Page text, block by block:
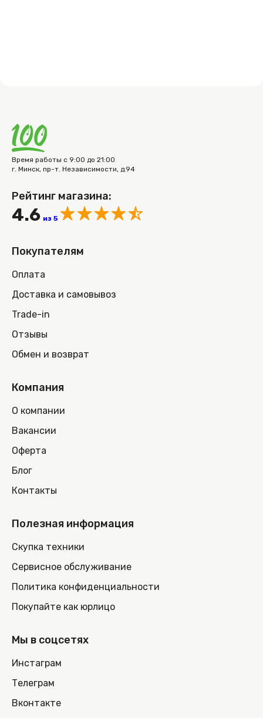
Время работы с 9:00 до 21:00
г. Минск, пр-т. Независимости, д.94
Рейтинг магазина:
4.6 из 5
Покупателям
Оплата
Доставка и самовывоз
Trade-in
Отзывы
Обмен и возврат
Компания
О компании
Вакансии
Оферта
Блог
Контакты
Полезная информация
Скупка техники
Сервисное обслуживание
Политика конфиденциальности
Покупайте как юрлицо
Мы в соцсетях
Инстаграм
Телеграм
Вконтакте